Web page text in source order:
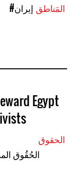
#إيران
Egypt
#الحُقُوق